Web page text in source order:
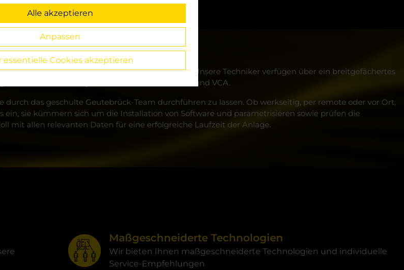
durchgängig aufwändigen Test unterzogen. Unsere Techniker verfügen über ein breitgefächertes
oder komplexen Systeme mit Cluster/ Failover und VCA.
das geschulte Geutebrück-Team durchführen zu lassen. Ob werkseitig, per remote oder vor Ort,
sie kümmern sich um die Installation von Software und parametrisieren sowie prüfen die
mit allen relevanten Daten für eine erfolgreiche Laufzeit der Anlage.
Maßgeschneiderte Technologien
Wir bieten Ihnen maßgeschneiderte Technologien und individuelle
Service-Empfehlungen
Alle akzeptieren
Anpassen
essentielle Cookies akzeptieren